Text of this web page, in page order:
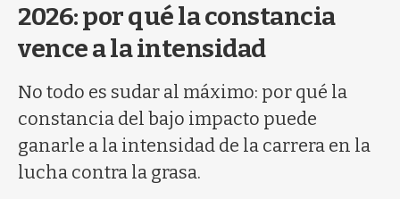
2026: por qué la constancia
vence a la intensidad
No todo es sudar al máximo: por qué la
constancia del bajo impacto puede
ganarle a la intensidad de la carrera en la
lucha contra la grasa.